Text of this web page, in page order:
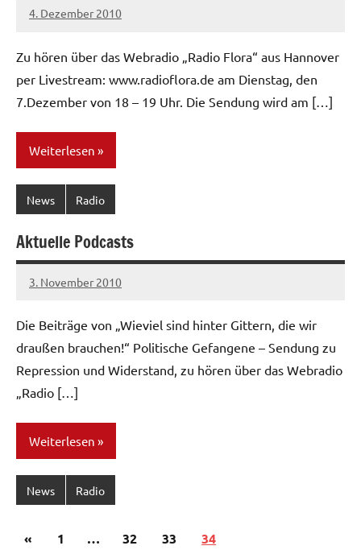
4. Dezember 2010
admin
Zu hören über das Webradio „Radio Flora“ aus Hannover
per Livestream: www.radioflora.de am Dienstag, den
7.Dezember von 18 – 19 Uhr. Die Sendung wird am […]
Weiterlesen
News Radio
Aktuelle Podcasts
3. November 2010
admin
Die Beiträge von „Wieviel sind hinter Gittern, die wir
draußen brauchen!“ Politische Gefangene – Sendung zu
Repression und Widerstand, zu hören über das Webradio
„Radio […]
Weiterlesen
News Radio
Seitennummerierung
«Vorherige
1 … 32 33 34